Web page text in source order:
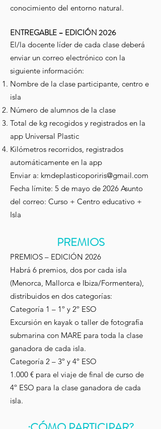
conocimiento del entorno natural.
ENTREGABLE – EDICIÓN 2026
El/la docente líder de cada clase deberá
enviar un correo electrónico con la
siguiente información:
Nombre de la clase participante, centro e
isla
Número de alumnos de la clase
Total de kg recogidos y registrados en la
app Universal Plastic
Kilómetros recorridos, registrados
automáticamente en la app
Enviar a: kmdeplasticoporiris@gmail.com
Fecha límite: 5 de mayo de 2026 Asunto
del correo: Curso + Centro educativo +
Isla
PREMIOS
PREMIOS – EDICIÓN 2026
Habrá 6 premios, dos por cada isla
(Menorca, Mallorca e Ibiza/Formentera),
distribuidos en dos categorías:
Categoría 1 – 1º y 2º ESO
Excursión en kayak o taller de fotografía
submarina con MARE para toda la clase
ganadora de cada isla.
Categoría 2 – 3º y 4º ESO
1.000 € para el viaje de final de curso de
4º ESO para la clase ganadora de cada
isla.